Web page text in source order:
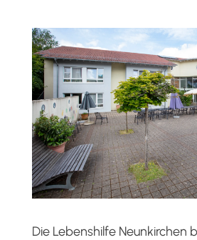
Die Lebenshilfe Neunkirchen